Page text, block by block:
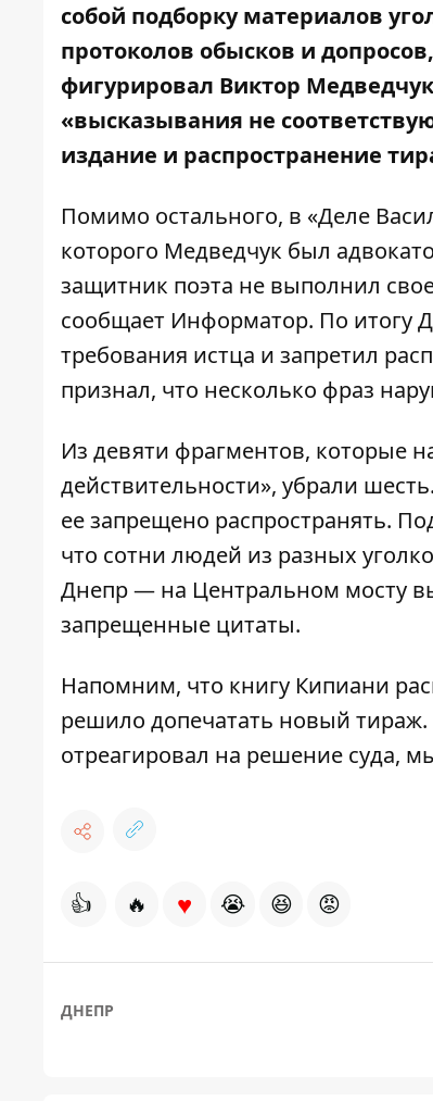
собой подборку материалов
протоколов обысков и
фигурировал Виктор
«высказывания не
издание и распространение
Помимо остального, в «Деле
которого Медведчук был
защитник поэта не выполнил
сообщает Информатор. По итогу
требования истца и запретил
признал, что несколько фраз
Из девяти фрагментов, которые
действительности», убрали
ее запрещено распространять.
что сотни людей из разных
Днепр — на Центральном мосту
запрещенные цитаты.
Напомним, что книгу Кипиани
решило допечатать новый
отреагировал на решение суда,
👍 🔥 ♥ 😭 😆 😡
ДНЕПР